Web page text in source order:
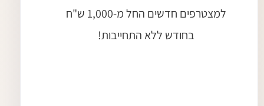
למצטרפים חדשים החל מ-1,000 ש"ח
בחודש ללא התחייבות!